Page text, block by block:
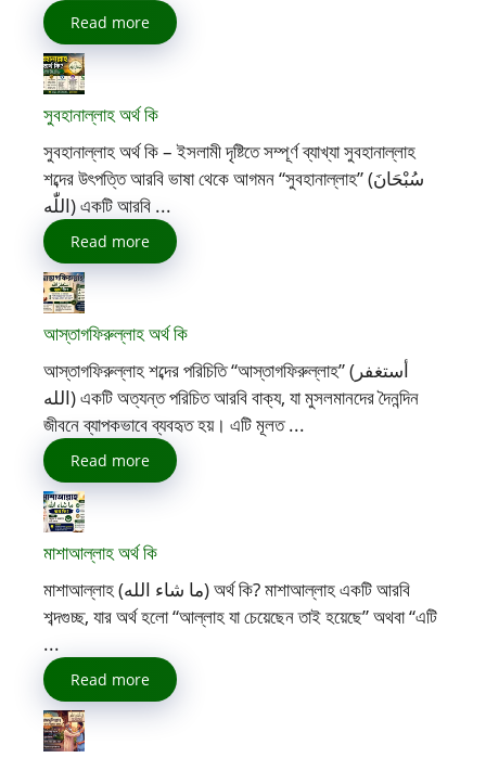
Read more
সুবহানাল্লাহ অর্থ কি
সুবহানাল্লাহ অর্থ কি – ইসলামী দৃষ্টিতে সম্পূর্ণ ব্যাখ্যা সুবহানাল্লাহ
শব্দের উৎপত্তি আরবি ভাষা থেকে আগমন “সুবহানাল্লাহ” (سُبْحَانَ
اللّٰه) একটি আরবি ...
Read more
আস্তাগফিরুল্লাহ অর্থ কি
আস্তাগফিরুল্লাহ শব্দের পরিচিতি “আস্তাগফিরুল্লাহ” (أستغفر
الله) একটি অত্যন্ত পরিচিত আরবি বাক্য, যা মুসলমানদের দৈনন্দিন
জীবনে ব্যাপকভাবে ব্যবহৃত হয়। এটি মূলত ...
Read more
মাশাআল্লাহ অর্থ কি
মাশাআল্লাহ (ما شاء الله) অর্থ কি? মাশাআল্লাহ একটি আরবি
শব্দগুচ্ছ, যার অর্থ হলো “আল্লাহ যা চেয়েছেন তাই হয়েছে” অথবা “এটি
...
Read more